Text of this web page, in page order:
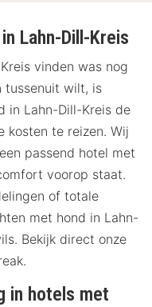
Lahn-Dill-Kreis
vinden was nog
tussenuit wilt, is
in Lahn-Dill-Kreis de
kosten te reizen. Wij
passend hotel met
voorop staat.
of totale
met hond in Lahn-
Bekijk direct onze
in hotels met